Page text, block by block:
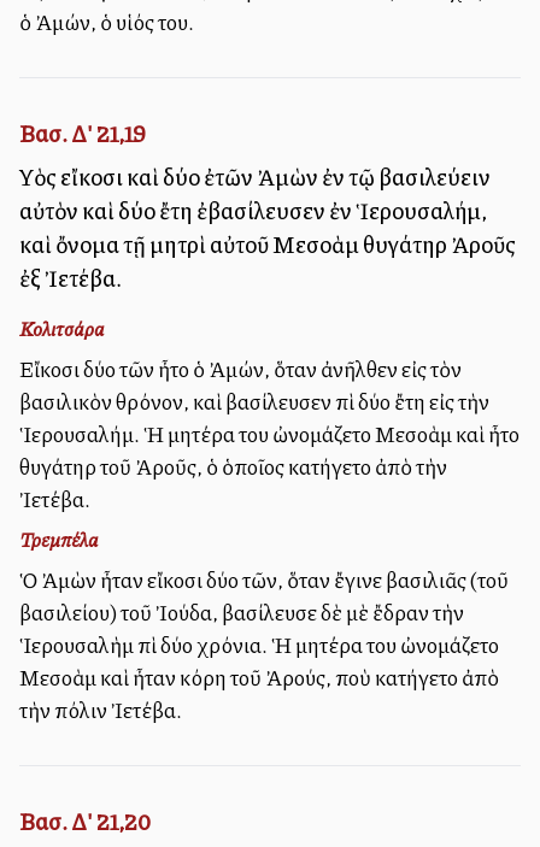
ὁ Ἀμών, ὁ υἱός του.
Βασ. Δ' 21,19
Υἱὸς εἴκοσι καὶ δύο ἐτῶν Ἀμὼν ἐν τῷ βασιλεύειν
αὐτὸν καὶ δύο ἔτη ἐβασίλευσεν ἐν Ἱερουσαλήμ,
καὶ ὄνομα τῇ μητρὶ αὐτοῦ Μεσολλὰμ θυγάτηρ Ἀροῦς
ἐξ Ἰετέβα.
Κολιτσάρα
Εἴκοσι δύο ἐτῶν ἦτο ὁ Ἀμών, ὅταν ἀνῆλθεν εἰς τὸν
βασιλικὸν θρόνον, καὶ ἐβασίλευσεν ἐπὶ δύο ἔτη εἰς τὴν
Ἱερουσαλήμ. Ἡ μητέρα του ὠνομάζετο Μεσολλὰμ καὶ ἦτο
θυγάτηρ τοῦ Ἀροῦς, ὁ ὁποῖος κατήγετο ἀπὸ τὴν
Ἰετέβα.
Τρεμπέλα
Ὁ Ἀμὼν ἦταν εἴκοσι δύο ἐτῶν, ὅταν ἔγινε βασιλιᾶς (τοῦ
βασιλείου) τοῦ Ἰούδα, ἐβασίλευσε δὲ μὲ ἔδραν τὴν
Ἱερουσαλὴμ ἐπὶ δύο χρόνια. Ἡ μητέρα του ὠνομάζετο
Μεσολλὰμ καὶ ἦταν κόρη τοῦ Ἀρούς, ποὺ κατήγετο ἀπὸ
τὴν πόλιν Ἰετέβα.
Βασ. Δ' 21,20